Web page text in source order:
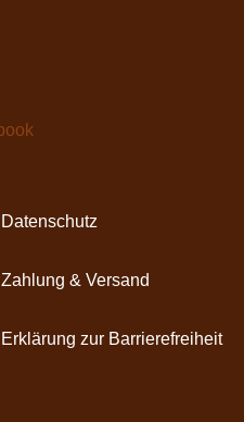
Datenschutz
Zahlung & Versand
Erklärung zur Barrierefreiheit